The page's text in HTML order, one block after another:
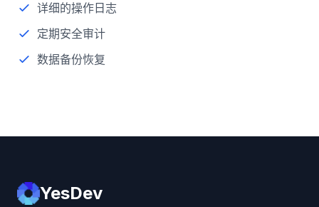
详细的操作日志
定期安全审计
数据备份恢复
YesDev